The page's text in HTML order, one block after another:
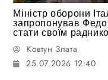
Міністр оборони
запропонував
стати своїм
Ковтун Злата
25.07.2026 12:40